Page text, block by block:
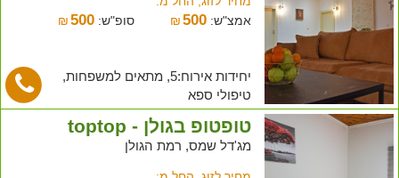
אמצ"ש:
₪500 סופ"ש: ₪ 500
יחידות אירוח:5, מתאים למשפחות,
טיפולי ספא
טופטופ בגולן - toptop
מג'דל שמס, רמת הגולן